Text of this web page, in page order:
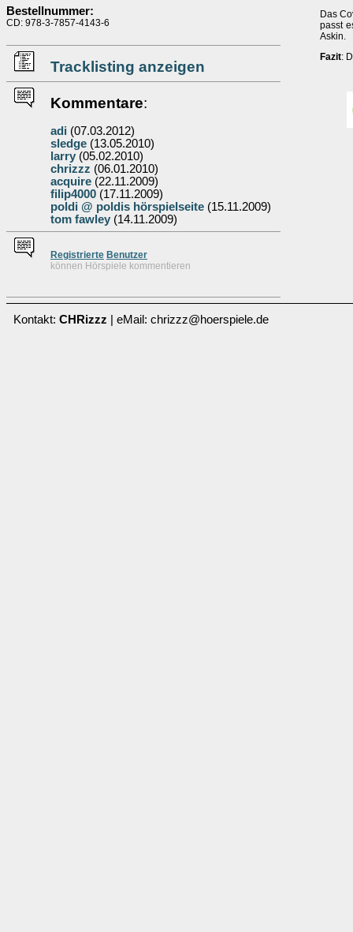
Bestellnummer:
CD: 978-3-7857-4143-6
Tracklisting anzeigen
Kommentare:
adi (07.03.2012)
sledge (13.05.2010)
larry (05.02.2010)
chrizzz (06.01.2010)
acquire (22.11.2009)
filip4000 (17.11.2009)
poldi @ poldis hörspielseite (15.11.2009)
tom fawley (14.11.2009)
Registrierte Benutzer
können Hörspiele kommentieren
Das
passt
Askin.
Fazit:
Kontakt: CHRizzz | eMail: chrizzz@hoerspiele.de